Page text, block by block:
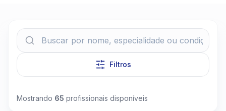
Filtros
Mostrando 65 profissionais disponíveis